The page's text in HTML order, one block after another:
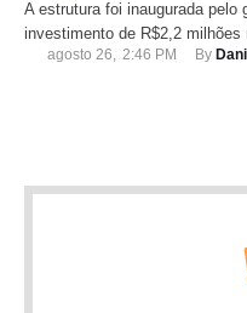
A estrutura foi inaugurada pelo
investimento de R$2,2
agosto 26, 2:46 PM By